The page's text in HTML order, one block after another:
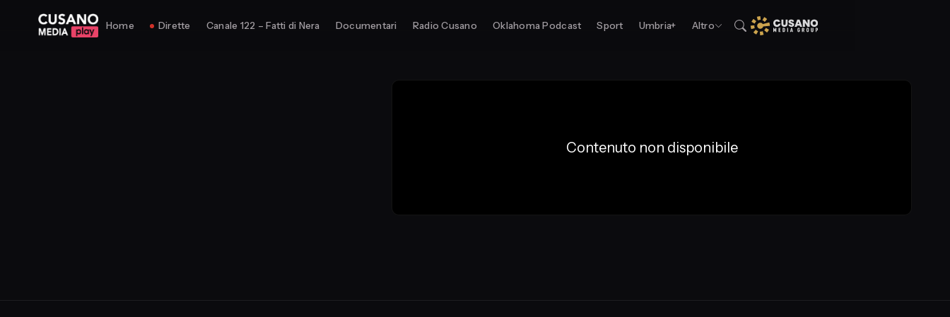
Home Dirette Canale 122 – Fatti di Nera Documentari Radio Cusano Oklahoma Podcast Sport Umbria+ Altro
Contenuto non disponibile